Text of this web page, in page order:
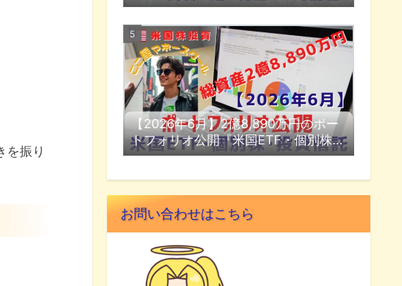
を振り
【2026年6月】2億8,890万円のポー
トフォリオ公開『米国ETF・個別株・
投資信託』
お問い合わせはこちら